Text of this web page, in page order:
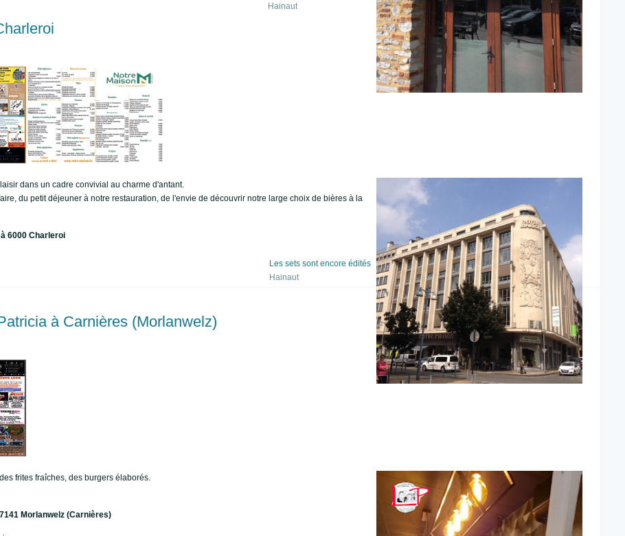
Hainaut
dans un cadre convivial au charme d'antant.
du petit déjeuner à notre restauration, de l'envie de découvrir notre large choix de bières à la
6000 Charleroi
Les sets sont encore édités
Hainaut
à Carnières (Morlanwelz)
frites fraîches, des burgers élaborés.
Morlanwelz (Carnières)